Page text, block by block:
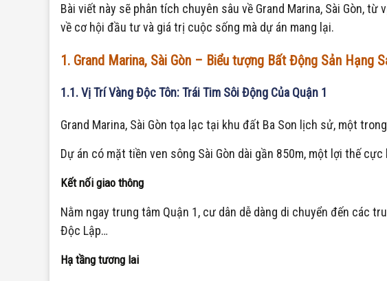
Bài viết này sẽ phân tích chuyên sâu về Grand Marina, Sài Gòn,
về cơ hội đầu tư và giá trị cuộc sống mà dự án mang lại.
1. Grand Marina, Sài Gòn – Biểu tượng Bất Động Sản Hạng
1.1. Vị Trí Vàng Độc Tôn: Trái Tim Sôi Động Của Quận 1
Grand Marina, Sài Gòn tọa lạc tại khu đất Ba Son lịch sử, một
Dự án có mặt tiền ven sông Sài Gòn dài gần 850m, một lợi thế
Kết nối giao thông
Nằm ngay trung tâm Quận 1, cư dân dễ dàng di chuyển đến các
Độc Lập…
Hạ tầng tương lai